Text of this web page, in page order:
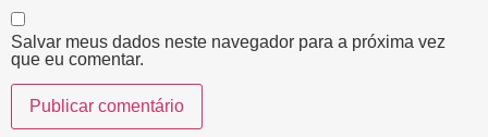
Salvar meus dados neste navegador para a próxima vez
que eu comentar.